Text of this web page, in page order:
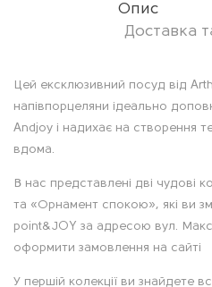
Опис
Доставка
О
п
и
с
Цей ексклюзивний посуд від
напівпорцеляни ідеально
Andjoy і надихає на створення
вдома.
В нас представлені дві чудові
та «Орнамент спокою», які ви
point&JOY за адресою вул.
оформити замовлення на сайті
У першій колекції ви знайдете